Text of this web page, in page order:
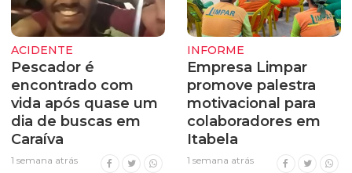
ACIDENTE
Pescador é
encontrado com
vida após quase um
dia de buscas em
Caraíva
1 semana atrás
INFORME
Empresa Limpar
promove palestra
motivacional para
colaboradores em
Itabela
1 semana atrás